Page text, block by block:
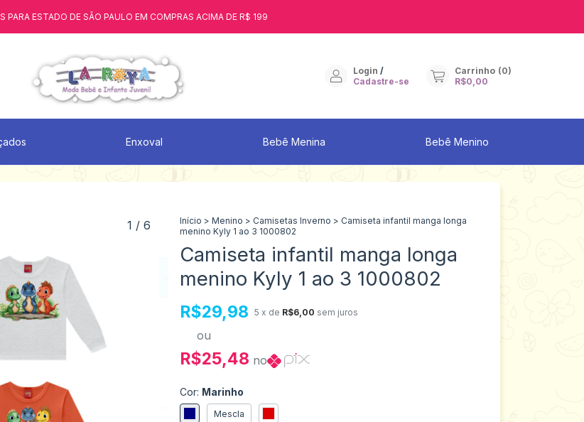
PARA ESTADO DE SÃO PAULO EM COMPRAS ACIMA DE R$ 199
Login /
Cadastre-se
Carrinho (0)
R$0,00
Enxoval Bebê Menina Bebê Menino
1 / 6 Início > Menino > Camisetas Inverno > Camiseta infantil manga longa
menino Kyly 1 ao 3 1000802
Camiseta infantil manga longa
menino Kyly 1 ao 3 1000802
R$29,98 5 x de R$6,00 sem juros
ou
R$25,48 no
Cor: Marinho
Mescla